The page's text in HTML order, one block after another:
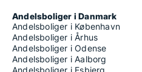
Andelsboliger i Danmark
Andelsboliger i København
Andelsboliger i Århus
Andelsboliger i Odense
Andelsboliger i Aalborg